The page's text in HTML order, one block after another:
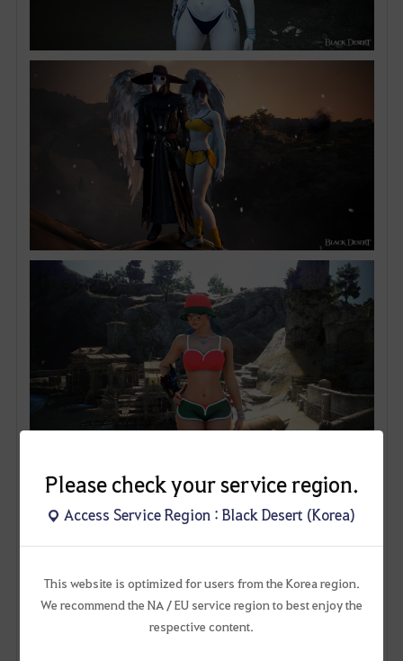
Please check your service region.
Access Service Region : Black Desert (Korea)
This website is optimized for users from the Korea region.
We recommend the NA / EU service region to best enjoy the
respective content.